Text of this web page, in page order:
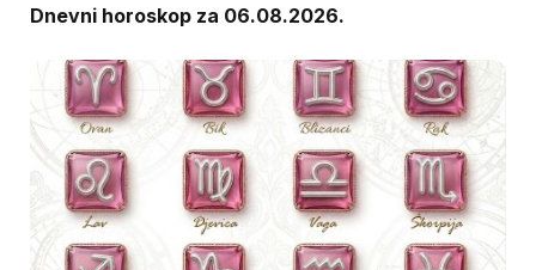
Dnevni horoskop za 06.08.2026.